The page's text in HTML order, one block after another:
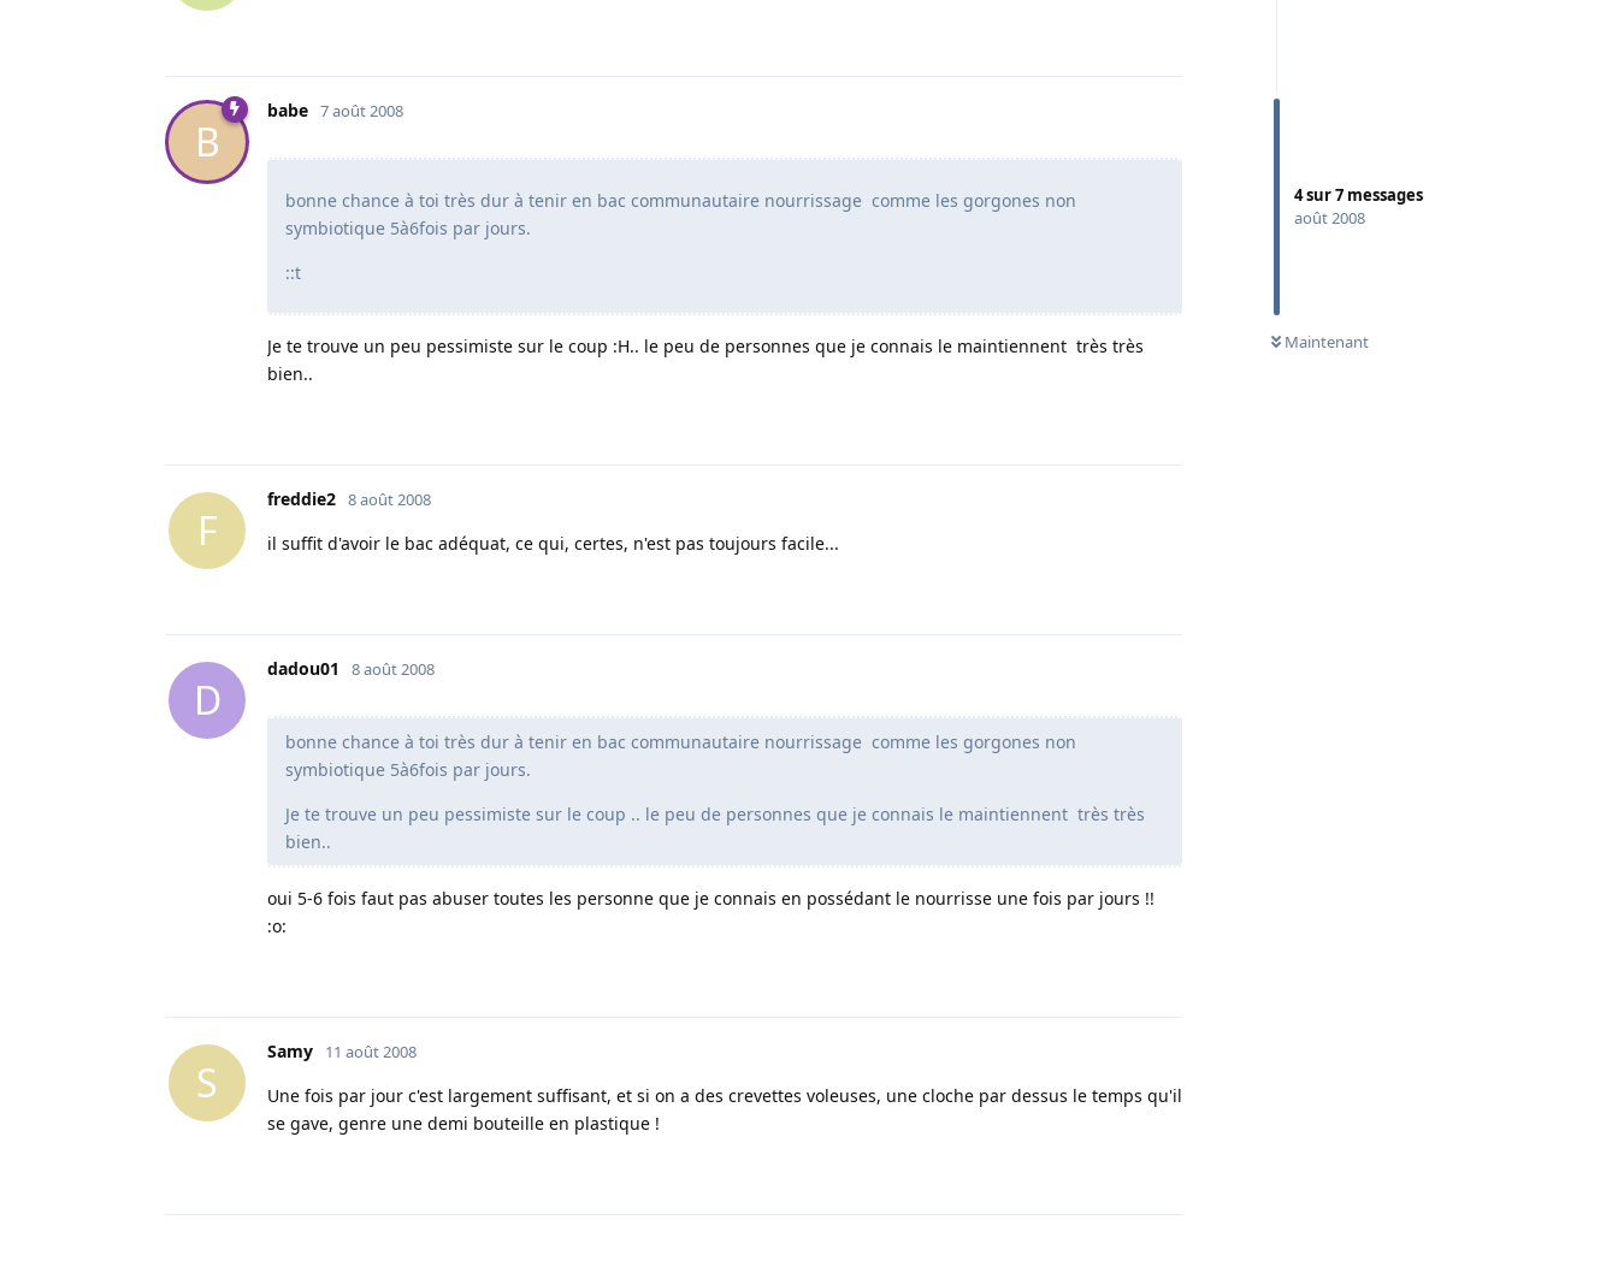
4sur7 messages
août 2008
Maintenant
B
babe 7 août 2008
bonne chance à toi très dur à tenir en bac communautaire nourrissage comme les gorgones non
symbiotique 5à6fois par jours.
::t
Je te trouve un peu pessimiste sur le coup :H.. le peu de personnes que je connais le maintiennent très très
bien..
F
freddie2 8 août 2008
il suffit d'avoir le bac adéquat, ce qui, certes, n'est pas toujours facile...
D
dadou01 8 août 2008
bonne chance à toi très dur à tenir en bac communautaire nourrissage comme les gorgones non
symbiotique 5à6fois par jours.
Je te trouve un peu pessimiste sur le coup .. le peu de personnes que je connais le maintiennent très très
bien..
oui 5-6 fois faut pas abuser toutes les personne que je connais en possédant le nourrisse une fois par jours !!
:o:
S
Samy 11 août 2008
Une fois par jour c'est largement suffisant, et si on a des crevettes voleuses, une cloche par dessus le temps qu'il
se gave, genre une demi bouteille en plastique !